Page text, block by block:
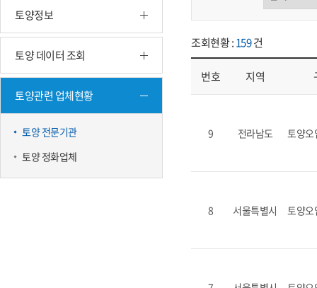
토양정보
토양 데이터 조회
토양관련 업체현황
토양 전문기관
토양 정화업체
조회현황 :159건
번호 지역
9 전라남도 토양오
8 서울특별시 토양오